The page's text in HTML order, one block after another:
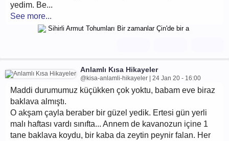
yedim. Be...
See more...
Anlamlı Kısa Hikayeler
@kisa-anlamli-hikayeler | 24 Jan 20 - 16:00
Maddi durumumuz küçükken çok yoktu, babam eve biraz
baklava almıştı.
O akşam çayla beraber bir güzel yedik. Ertesi gün yerli
malı haftası vardı sınıfta... Annem de kavanozun içine 1
tane baklava koydu, bir kaba da zeytin peynir falan. Her